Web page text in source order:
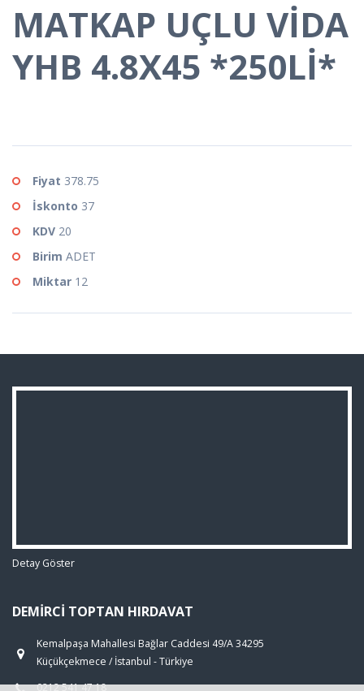
MATKAP UÇLU VİDA
YHB 4.8X45 *250Lİ*
Fiyat 378.75
İskonto 37
KDV 20
Birim ADET
Miktar 12
Detay Göster
DEMIRCI TOPTAN HIRDAVAT
Kemalpaşa Mahallesi Bağlar Caddesi 49/A 34295
Küçükçekmece / İstanbul - Türkiye
0212 541 47 18